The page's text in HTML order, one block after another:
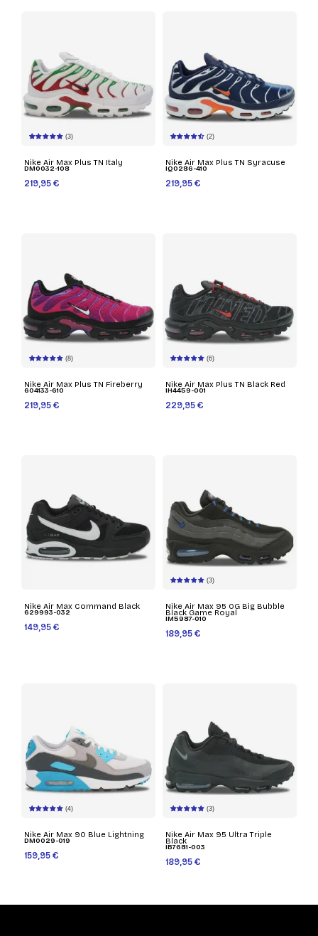
(3)
Nike Air Max Plus TN Italy
DM0032-108
219,95 €
(2)
Nike Air Max Plus TN Syracuse
IQ0286-410
219,95 €
(8)
Nike Air Max Plus TN Fireberry
604133-610
219,95 €
(6)
Nike Air Max Plus TN Black Red
IH4459-001
229,95 €
Nike Air Max Command Black
629993-032
149,95 €
(3)
Nike Air Max 95 OG Big Bubble
Black Game Royal
IM5987-010
189,95 €
(4)
Nike Air Max 90 Blue Lightning
DM0029-019
159,95 €
(3)
Nike Air Max 95 Ultra Triple
Black
IB7681-003
189,95 €